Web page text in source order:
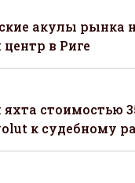
акулы рынка
в Риге
стоимостью
к судебному